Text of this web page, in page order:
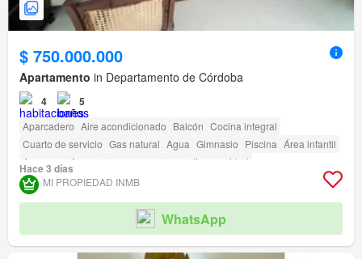
$ 750.000.000
Apartamento in Departamento de Córdoba
4 5
Aparcadero Aire acondicionado Balcón Cocina integral
Cuarto de servicio Gas natural Agua Gimnasio Piscina Área infantil
Ascensor
Acceso para personas con discapacidad
Hace 3 días
MI PROPIEDAD INMB
WhatsApp